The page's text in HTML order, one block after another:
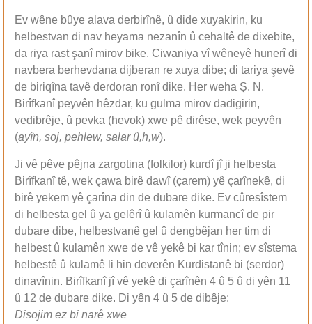
Ev wêne bûye alava derbirînê, û dide xuyakirin, ku
helbestvan di nav heyama nezanîn û cehaltê de dixebite,
da riya rast şanî mirov bike. Ciwaniya vî wêneyê hunerî di
navbera berhevdana dijberan re xuya dibe; di tariya şevê
de biriqîna tavê derdoran ronî dike. Her weha Ş. N.
Birîfkanî peyvên hêzdar, ku gulma mirov dadigirin,
vedibrêje, û pevka (hevok) xwe pê dirêse, wek peyvên
(ayîn, soj, pehlew, salar û,h,w).
Ji vê pêve pêjna zargotina (folkilor) kurdî jî ji helbesta
Birîfkanî tê, wek çawa birê dawî (çarem) yê çarînekê, di
birê yekem yê çarîna din de dubare dike. Ev cûresîstem
di helbesta gel û ya gelêrî û kulamên kurmancî de pir
dubare dibe, helbestvanê gel û dengbêjan her tim di
helbest û kulamên xwe de vê yekê bi kar tînin; ev sîstema
helbestê û kulamê li hin deverên Kurdistanê bi (serdor)
dinavînin. Birîfkanî jî vê yekê di çarînên 4 û 5 û di yên 11
û 12 de dubare dike. Di yên 4 û 5 de dibêje:
Disojim ez bi narê xwe